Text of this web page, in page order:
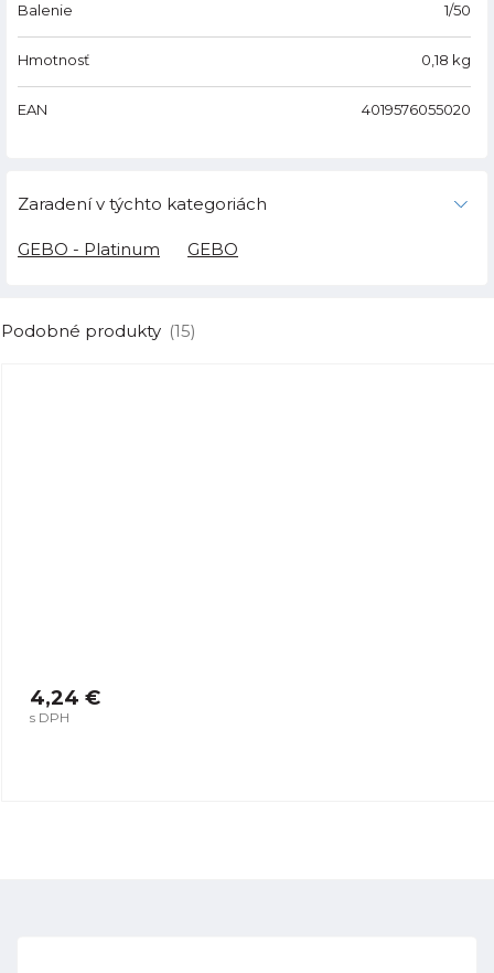
Balenie 1/50
Hmotnosť 0,18 kg
EAN 4019576055020
Zaradení v týchto kategoriách
GEBO - Platinum GEBO
Podobné produkty (15)
4,24 €
s DPH